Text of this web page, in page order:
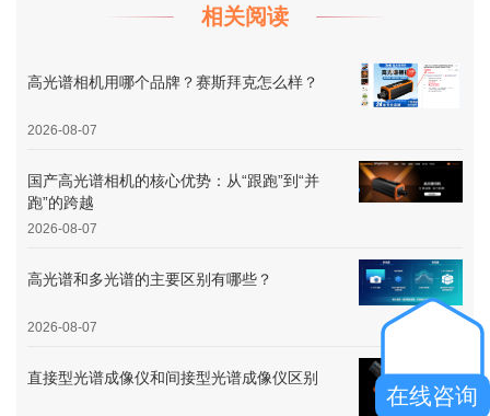
相关阅读
高光谱相机用哪个品牌？赛斯拜克怎么样？
2026-08-07
国产高光谱相机的核心优势：从“跟跑”到“并
跑”的跨越
2026-08-07
高光谱和多光谱的主要区别有哪些？
2026-08-07
直接型光谱成像仪和间接型光谱成像仪区别
在线咨询